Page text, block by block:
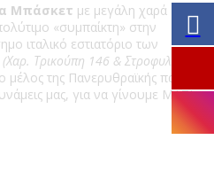
Μπάσκετ με μεγάλη χαρά
«συμπαίκτη» στην
ιταλικό εστιατόριο των
(Χαρ. Τρικούπη 146 & Στροφυλίου,
μέλος της Πανερυθραϊκής παρέας
μας, για να γίνουμε ΜΑΖΙ